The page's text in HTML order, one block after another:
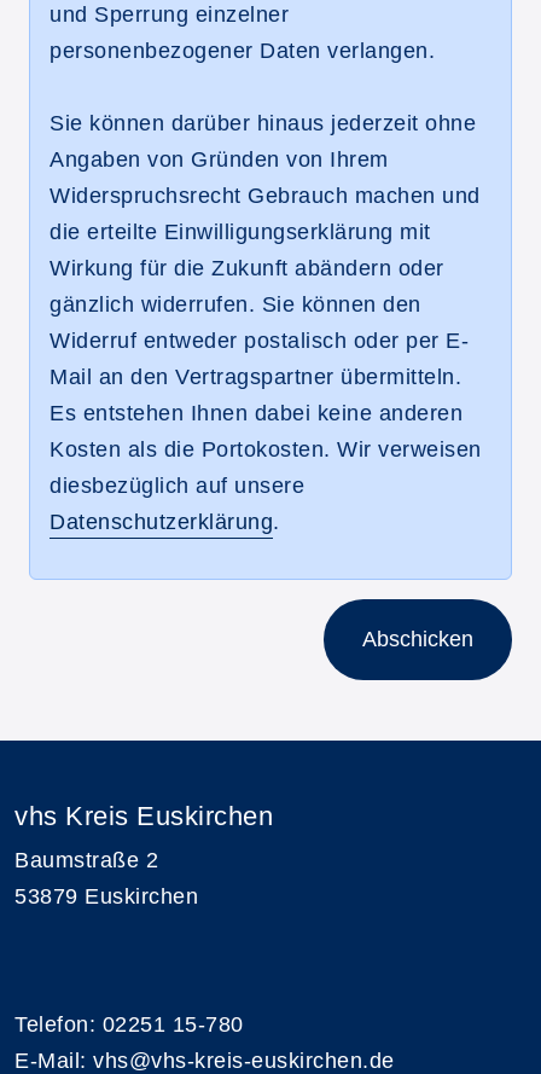
und Sperrung einzelner
personenbezogener Daten verlangen.
Sie können darüber hinaus jederzeit ohne
Angaben von Gründen von Ihrem
Widerspruchsrecht Gebrauch machen und
die erteilte Einwilligungserklärung mit
Wirkung für die Zukunft abändern oder
gänzlich widerrufen. Sie können den
Widerruf entweder postalisch oder per E-
Mail an den Vertragspartner übermitteln.
Es entstehen Ihnen dabei keine anderen
Kosten als die Portokosten. Wir verweisen
diesbezüglich auf unsere
Datenschutzerklärung.
Abschicken
vhs Kreis Euskirchen
Baumstraße 2
53879 Euskirchen
Telefon: 02251 15-780
E-Mail: vhs@vhs-kreis-euskirchen.de